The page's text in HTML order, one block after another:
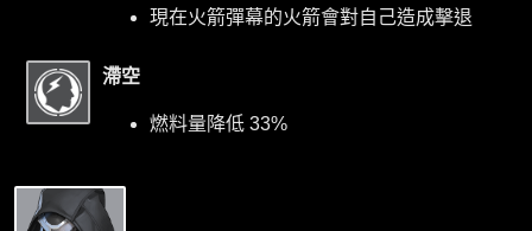
現在火箭彈幕的火箭會對自己造成擊退
滯空
燃料量降低 33%